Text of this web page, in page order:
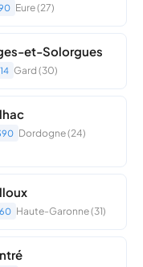
Eure (27)
et-Solorgues
Gard (30)
Dordogne (24)
Haute-Garonne (31)